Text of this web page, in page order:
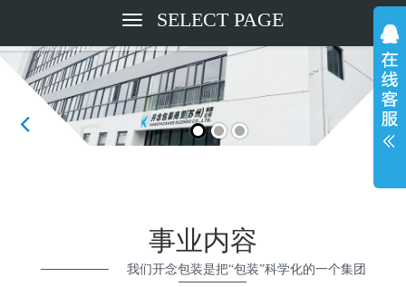
SELECT PAGE
事业内容
我们开念包装是把“包装”科学化的一个集团